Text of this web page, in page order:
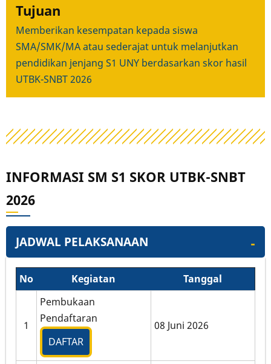
Tujuan
Memberikan kesempatan kepada siswa
SMA/SMK/MA atau sederajat untuk melanjutkan
pendidikan jenjang S1 UNY berdasarkan skor hasil
UTBK-SNBT 2026
INFORMASI SM S1 SKOR UTBK-SNBT
2026
JADWAL PELAKSANAAN
No Kegiatan Tanggal
1
Pembukaan
Pendaftaran
DAFTAR
08 Juni 2026